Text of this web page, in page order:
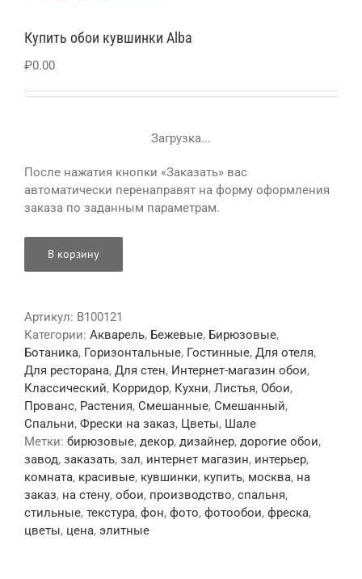
Купить обои кувшинки Alba
₽0.00
Загрузка...
После нажатия кнопки «Заказать» вас
автоматически перенаправят на форму оформления
заказа по заданным параметрам.
В корзину
Артикул: B100121
Категории: Акварель, Бежевые, Бирюзовые,
Ботаника, Горизонтальные, Гостинные, Для отеля,
Для ресторана, Для стен, Интернет-магазин обои,
Классический, Корридор, Кухни, Листья, Обои,
Прованс, Растения, Смешанные, Смешанный,
Спальни, Фрески на заказ, Цветы, Шале
Метки: бирюзовые, декор, дизайнер, дорогие обои,
завод, заказать, зал, интернет магазин, интерьер,
комната, красивые, кувшинки, купить, москва, на
заказ, на стену, обои, производство, спальня,
стильные, текстура, фон, фото, фотообои, фреска,
цветы, цена, элитные